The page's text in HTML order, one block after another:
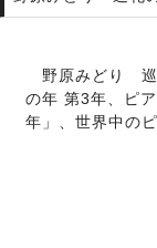
野原みどり
の年 第3年、ピ
年」、世界中の